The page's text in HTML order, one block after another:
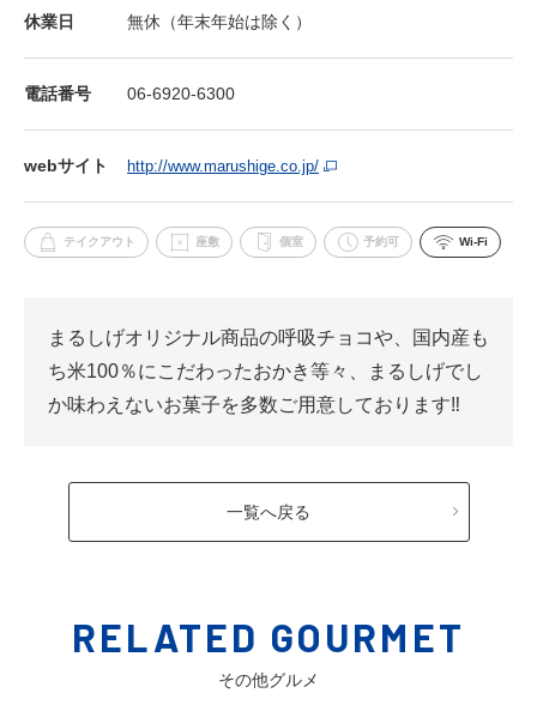
休業⽇ 無休（年末年始は除く）
電話番号 06-6920-6300
webサイト http://www.marushige.co.jp/
テイクアウト 座敷 個室 予約可 Wi-Fi
まるしげオリジナル商品の呼吸チョコや、国内産も
ち米100％にこだわったおかき等々、まるしげでし
か味わえないお菓子を多数ご用意しております‼
一覧へ戻る
RELATED GOURMET
その他グルメ